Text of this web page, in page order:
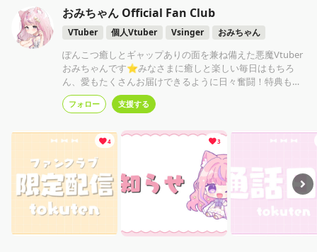
おみちゃん Official Fan Club
VTuber 個人Vtuber Vsinger おみちゃん
ぽんこつ癒しとギャップありの面を兼ね備えた悪魔Vtuber
おみちゃんです⭐みなさまに癒しと楽しい毎日はもちろ
ん、愛もたくさんお届けできるように日々奮闘！特典も盛
りだくさんです🤍特典は強制ではないのでご支援のみも歓
迎いたします✧詳細は↓
フォロー 支援する
4 3